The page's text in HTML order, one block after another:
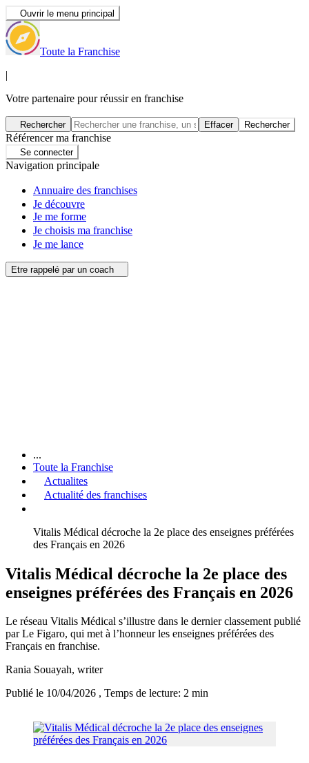
Ouvrir le menu principal
Toute la Franchise
|
Votre partenaire pour réussir en franchise
Rechercher Effacer Rechercher
Référencer ma franchise
Se connecter
Navigation principale
Annuaire des franchises
Je découvre
Je me forme
Je choisis ma franchise
Je me lance
Etre rappelé par un coach
...
Toute la Franchise
Actualites
Actualité des franchises
Vitalis Médical décroche la 2e place des enseignes préférées
des Français en 2026
Vitalis Médical décroche la 2e place des
enseignes préférées des Français en 2026
Le réseau Vitalis Médical s’illustre dans le dernier classement publié
par Le Figaro, qui met à l’honneur les enseignes préférées des
Français en franchise.
Rania Souayah, writer
Publié le 10/04/2026 , Temps de lecture: 2 min